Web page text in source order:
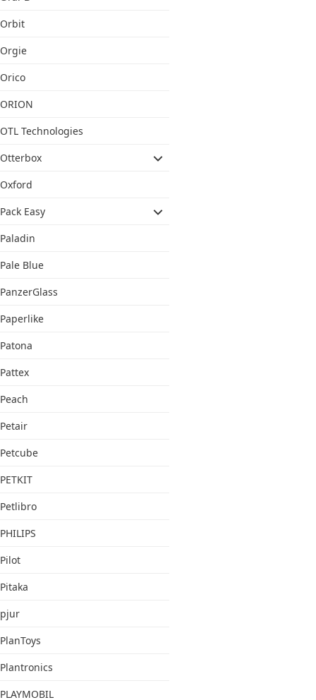
Orbit
Orgie
Orico
ORION
OTL Technologies
Otterbox
Oxford
Pack Easy
Paladin
Pale Blue
PanzerGlass
Paperlike
Patona
Pattex
Peach
Petair
Petcube
PETKIT
Petlibro
PHILIPS
Pilot
Pitaka
pjur
PlanToys
Plantronics
PLAYMOBIL